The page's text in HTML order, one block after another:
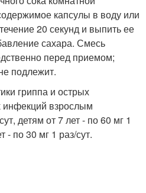
капсулы в воду или
20 секунд и выпить ее
сахара. Смесь
перед приемом;
подлежит.
гриппа и острых
инфекций взрослым
детям от 7 лет - по 60 мг 1
- по 30 мг 1 раз/сут.